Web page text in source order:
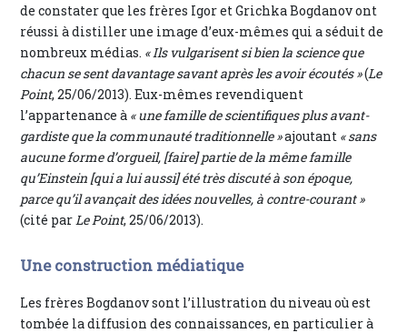
de constater que les frères Igor et Grichka Bogdanov ont
réussi à distiller une image d’eux-mêmes qui a séduit de
nombreux médias. « Ils vulgarisent si bien la science que
chacun se sent davantage savant après les avoir écoutés »(Le
Point, 25/06/2013). Eux-mêmes revendiquent
l’appartenance à « une famille de scientifiques plus avant-
gardiste que la communauté traditionnelle »ajoutant « sans
aucune forme d’orgueil, [faire] partie de la même famille
qu’Einstein [qui a lui aussi] été très discuté à son époque,
parce qu’il avançait des idées nouvelles, à contre-courant »
(cité par Le Point, 25/06/2013).
Une construction médiatique
Les frères Bogdanov sont l’illustration du niveau où est
tombée la diffusion des connaissances, en particulier à